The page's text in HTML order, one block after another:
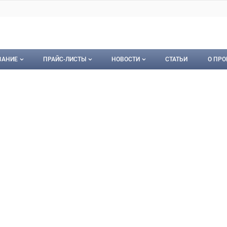
ПРАЙС-ЛИСТЫ НОВОСТИ СТАТЬИ О